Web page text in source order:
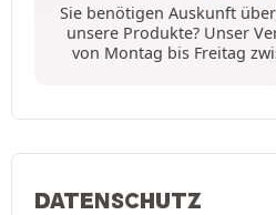
Sie benötigen Auskunft
unsere Produkte? Unser
von Montag bis Freitag
DATENSCHUTZ